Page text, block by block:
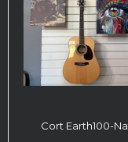
Cort Earth100-